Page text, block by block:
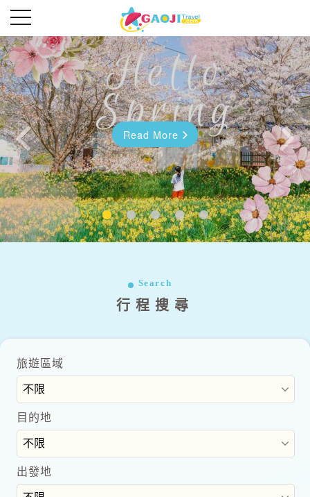
Read More
Read More
往前 往後
Search
行程搜尋
旅遊區域
目的地
出發地